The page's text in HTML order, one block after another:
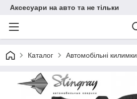
Аксесуари на авто та не тільки
Каталог Автомобільні килимки